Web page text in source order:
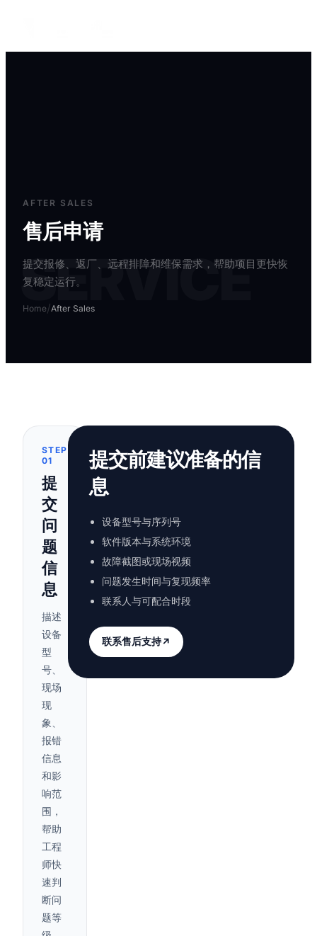
SERVICE
AFTER SALES
售后申请
提交报修、返厂、远程排障和维保需求，帮助项目更快恢
复稳定运行。
Home/After Sales
STEP
01
提
交
问
题
信
息
描述
设备
型
号、
现场
现
象、
报错
信息
和影
响范
围，
帮助
工程
师快
速判
断问
题等
提交前建议准备的信
息
设备型号与序列号
软件版本与系统环境
故障截图或现场视频
问题发生时间与复现频率
联系人与可配合时段
联系售后支持↗